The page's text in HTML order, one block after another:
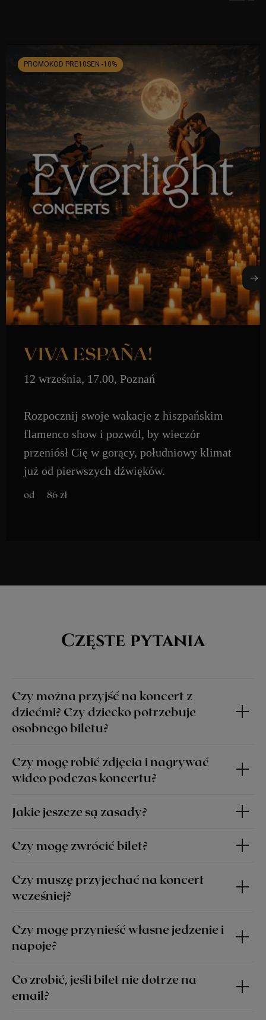
PROMOKOD PRE10SEN -10%
VIVA ESPAÑA!
12 września, 17.00, Poznań
Rozpocznij swoje wakacje z hiszpańskim
flamenco show i pozwól, by wieczór
przeniósł Cię w gorący, południowy klimat
już od pierwszych dźwięków.
86 zł
Częste pytania
Czy można przyjść na koncert z
dziećmi? Czy dziecko potrzebuje
osobnego biletu?
Czy mogę robić zdjęcia i nagrywać
wideo podczas koncertu?
Jakie jeszcze są zasady?
Czy mogę zwrócić bilet?
Czy muszę przyjechać na koncert
wcześniej?
Czy mogę przynieść własne jedzenie i
napoje?
Co zrobić, jeśli bilet nie dotrze na
email?
+48 22 699 99 40
INFO@KICKET.COM
INNE ZAPYTANIA:
SPRAWY DOTYCZĄCE BILETÓW:
+48 576 337 833
EVERLIGHT.CONCERTS@GMAIL.COM
KONCERTY W ŁODZI
KONCERTY WE WROCŁAWIU
KONCERTY W KRAKOWIE
KONCERTY W POZNANIU
KONCERTY W WARSZAWIE
KONCERTY W BIAŁYMSTOKU
KONCERTY W KATOWICACH
Kontakt
Dodatkowe
Koncerty
POLITYKA PRYWATNOŚCI
everlight concerts to projekt fundacji